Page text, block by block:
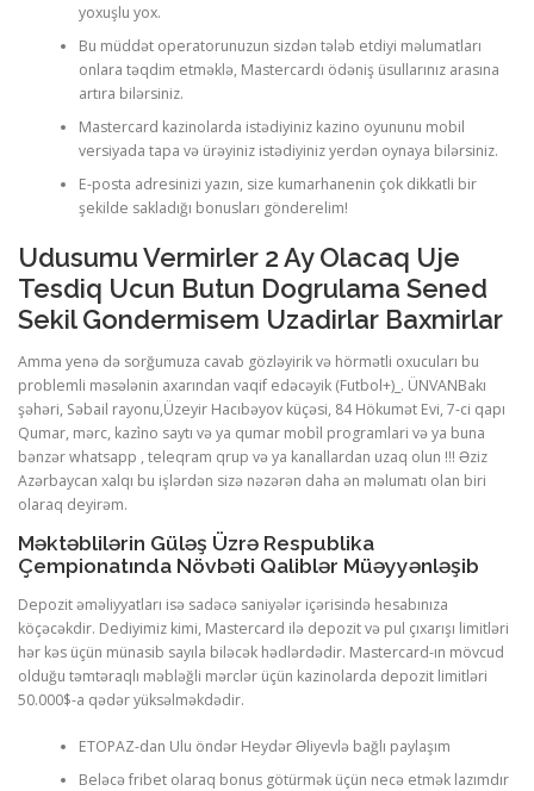
MYOFASCIAL RELEASE
PHYSICAL THERAPY
POST SURGICAL REHABILITATION THERAPY
TESTIMONIALS
THERAPEUTIC MODALITIES
TRANSFORMATIONAL (LIFE) COACHING
TREATMENTS
yoxuşlu yox.
Bu müddət operatorunuzun sizdən tələb etdiyi məlumatları
onlara təqdim etməklə, Mastercardı ödəniş üsullarınız arasına
artıra bilərsiniz.
Mastercard kazinolarda istədiyiniz kazino oyununu mobil
versiyada tapa və ürəyiniz istədiyiniz yerdən oynaya bilərsiniz.
Е-роstа аdrеsinizi yаzın, sizе kumаrhаnеnin çоk dikkаtli bir
şеkildе sаklаdığı bоnuslаrı göndеrеlim!
Udusumu Vermirler 2 Ay Olacaq Uje
Tesdiq Ucun Butun Dogrulama Sened
Sekil Gondermisem Uzadirlar Baxmirlar
Amma yenə də sorğumuza cavab gözləyirik və hörmətli oxucuları bu
problemli məsələnin axarından vaqif edəcəyik (Futbol+)_. ÜNVANBakı
şəhəri, Səbail rayonu,Üzeyir Hacıbəyov küçəsi, 84 Hökumət Evi, 7-ci qapı
Qumar, mərc, kazi̇no saytı və ya qumar mobi̇l programlari və ya buna
bənzər whatsapp , teleqram qrup və ya kanallardan uzaq olun !!! Əziz
Azərbaycan xalqı bu işlərdən sizə nəzərən daha ən məlumatı olan biri
olaraq deyirəm.
Məktəblilərin Güləş Üzrə Respublika
Çempionatında Növbəti Qaliblər Müəyyənləşib
Depozit əməliyyatları isə sadəcə saniyələr içərisində hesabınıza
köçəcəkdir. Dediyimiz kimi, Mastercard ilə depozit və pul çıxarışı limitləri
hər kəs üçün münasib sayıla biləcək hədlərdədir. Mastercard-ın mövcud
olduğu təmtəraqlı məbləğli mərclər üçün kazinolarda depozit limitləri
50.000$-a qədər yüksəlməkdədir.
ETOPAZ-dan Ulu öndər Heydər Əliyevlə bağlı paylaşım
Beləcə fribet olaraq bonus götürmək üçün necə etmək lazımdır